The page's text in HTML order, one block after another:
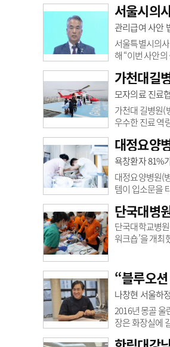
서울시의
관리급여 사안
서울특별시의
해 “이번 사안
민 기본권에도
“이는 환자 치
헌법소원 취지
가천대길
모자의료 진료
가천대 길병원(
우수한 진료 역
사업이다. 갑작
다. 인천 지역
계를 구축했다
대정요양
욕창환자 81%
대정요양병원(
템이 입소문을
지만 3·4단계
하기 위해 의사
가 매일 병실을
단국대병
단국대학교병
워크숍’을 개
만 대응 방법과
모형을 활용
“블루오
나창현 서울하
2016년 몽골 울
장은 화장실에